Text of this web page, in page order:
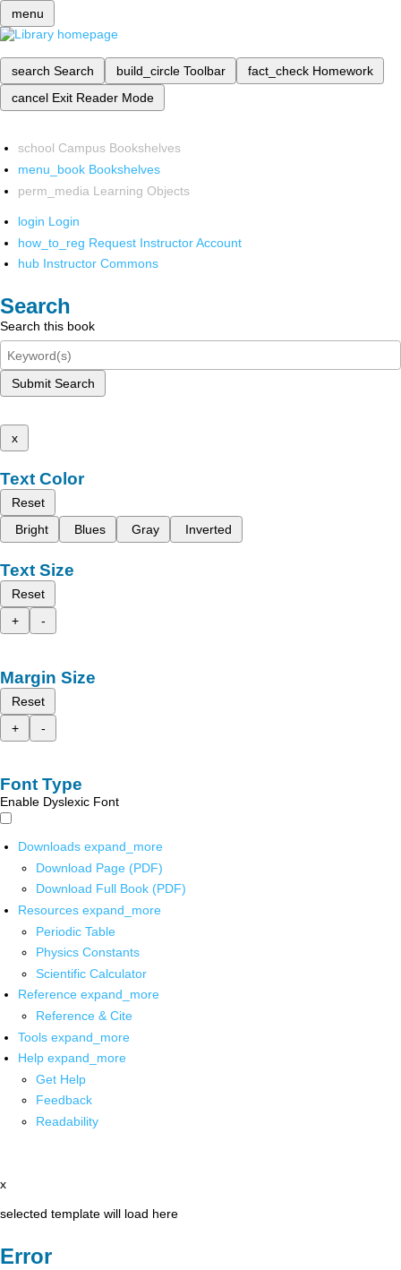
menu
search Search build_circle Toolbar fact_check Homework
cancel Exit Reader Mode
school Campus Bookshelves
menu_book Bookshelves
perm_media Learning Objects
login Login
how_to_reg Request Instructor Account
hub Instructor Commons
Search
Search this book
Submit Search
x
Text Color
Reset
Bright
Blues Gray Inverted
Text Size
Reset
+
-
Margin Size
Reset
+
-
Font Type
Enable Dyslexic Font
Downloads expand_more
Download Page (PDF)
Download Full Book (PDF)
Resources expand_more
Periodic Table
Physics Constants
Scientific Calculator
Reference expand_more
Reference & Cite
Tools expand_more
Help expand_more
Get Help
Feedback
Readability
x
selected template will load here
Error